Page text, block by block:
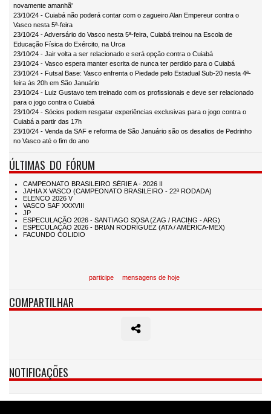
novamente amanhã'
23/10/24 - Cuiabá não poderá contar com o zagueiro Alan Empereur contra o
Vasco nesta 5ª-feira
23/10/24 - Adversário do Vasco nesta 5ª-feira, Cuiabá treinou na Escola de
Educação Física do Exército, na Urca
23/10/24 - Jair volta a ser relacionado e será opção contra o Cuiabá
23/10/24 - Vasco espera manter escrita de nunca ter perdido para o Cuiabá
23/10/24 - Futsal Base: Vasco enfrenta o Piedade pelo Estadual Sub-20 nesta 4ª-
feira às 20h em São Januário
23/10/24 - Luiz Gustavo tem treinado com os profissionais e deve ser relacionado
para o jogo contra o Cuiabá
23/10/24 - Sócios podem resgatar experiências exclusivas para o jogo contra o
Cuiabá a partir das 17h
23/10/24 - Venda da SAF e reforma de São Januário são os desafios de Pedrinho
no Vasco até o fim do ano
ÚLTIMAS DO FÓRUM
participe mensagens de hoje
COMPARTILHAR
NOTIFICAÇÕES